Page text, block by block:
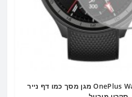
[6 יחידות] OnePlus Watch 2R מגן מסך כמו דף נייר